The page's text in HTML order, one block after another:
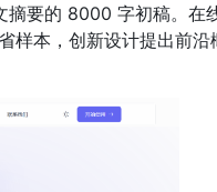
要的 8000 字初稿。在
样本，创新设计提出前